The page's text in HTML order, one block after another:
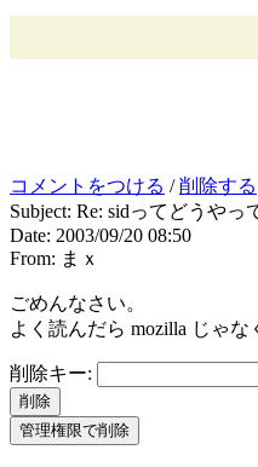
コメントをつける /削除する
Subject: Re: sidってどうやっ
Date: 2003/09/20 08:50
From: まｘ
ごめんなさい。
よく読んだら mozilla じゃな
削除キー: